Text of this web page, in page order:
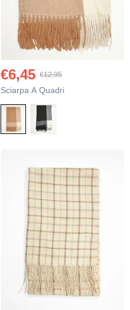
Sciarpa A Quadri
€12,95
€6,45